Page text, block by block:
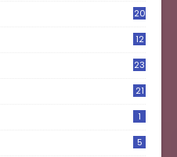
20
12
23
21
1
5